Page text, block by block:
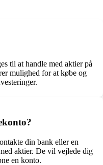
til at handle med aktier på
mulighed for at købe og
din bank eller en
aktier. De vil vejlede dig
en konto.